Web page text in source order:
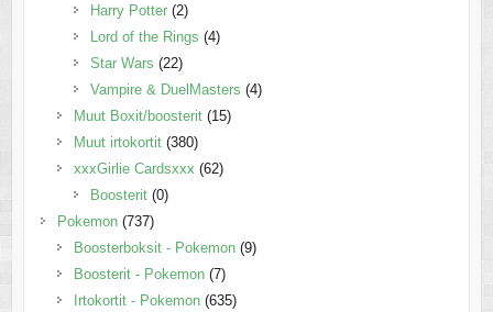
Harry Potter (2)
Lord of the Rings (4)
Star Wars (22)
Vampire & DuelMasters (4)
Muut Boxit/boosterit (15)
Muut irtokortit (380)
xxxGirlie Cardsxxx (62)
Boosterit (0)
Pokemon (737)
Boosterboksit - Pokemon (9)
Boosterit - Pokemon (7)
Irtokortit - Pokemon (635)